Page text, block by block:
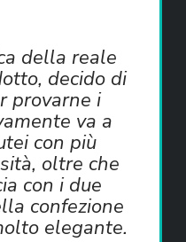
della reale
decido di
provarne i
va a
con più
oltre che
con i due
confezione
elegante.